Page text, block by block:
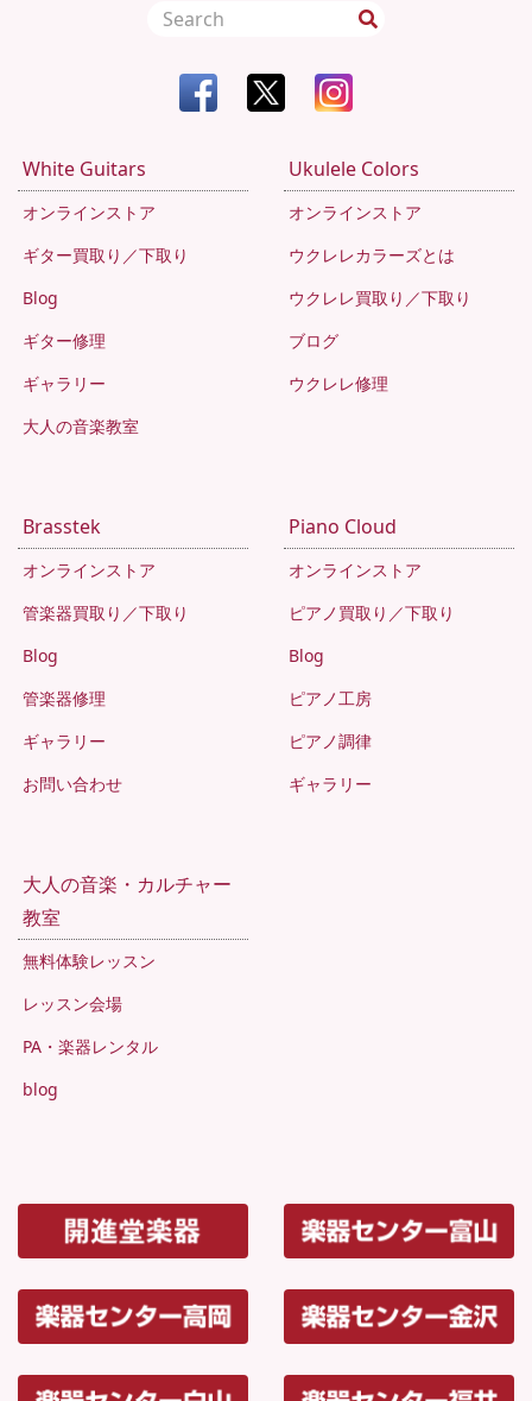
White Guitars
オンラインストア
ギター買取り／下取り
Blog
ギター修理
ギャラリー
大人の音楽教室
Ukulele Colors
オンラインストア
ウクレレカラーズとは
ウクレレ買取り／下取り
ブログ
ウクレレ修理
Brasstek
オンラインストア
管楽器買取り／下取り
Blog
管楽器修理
ギャラリー
お問い合わせ
Piano Cloud
オンラインストア
ピアノ買取り／下取り
Blog
ピアノ工房
ピアノ調律
ギャラリー
大人の音楽・カルチャー
教室
無料体験レッスン
レッスン会場
PA・楽器レンタル
blog